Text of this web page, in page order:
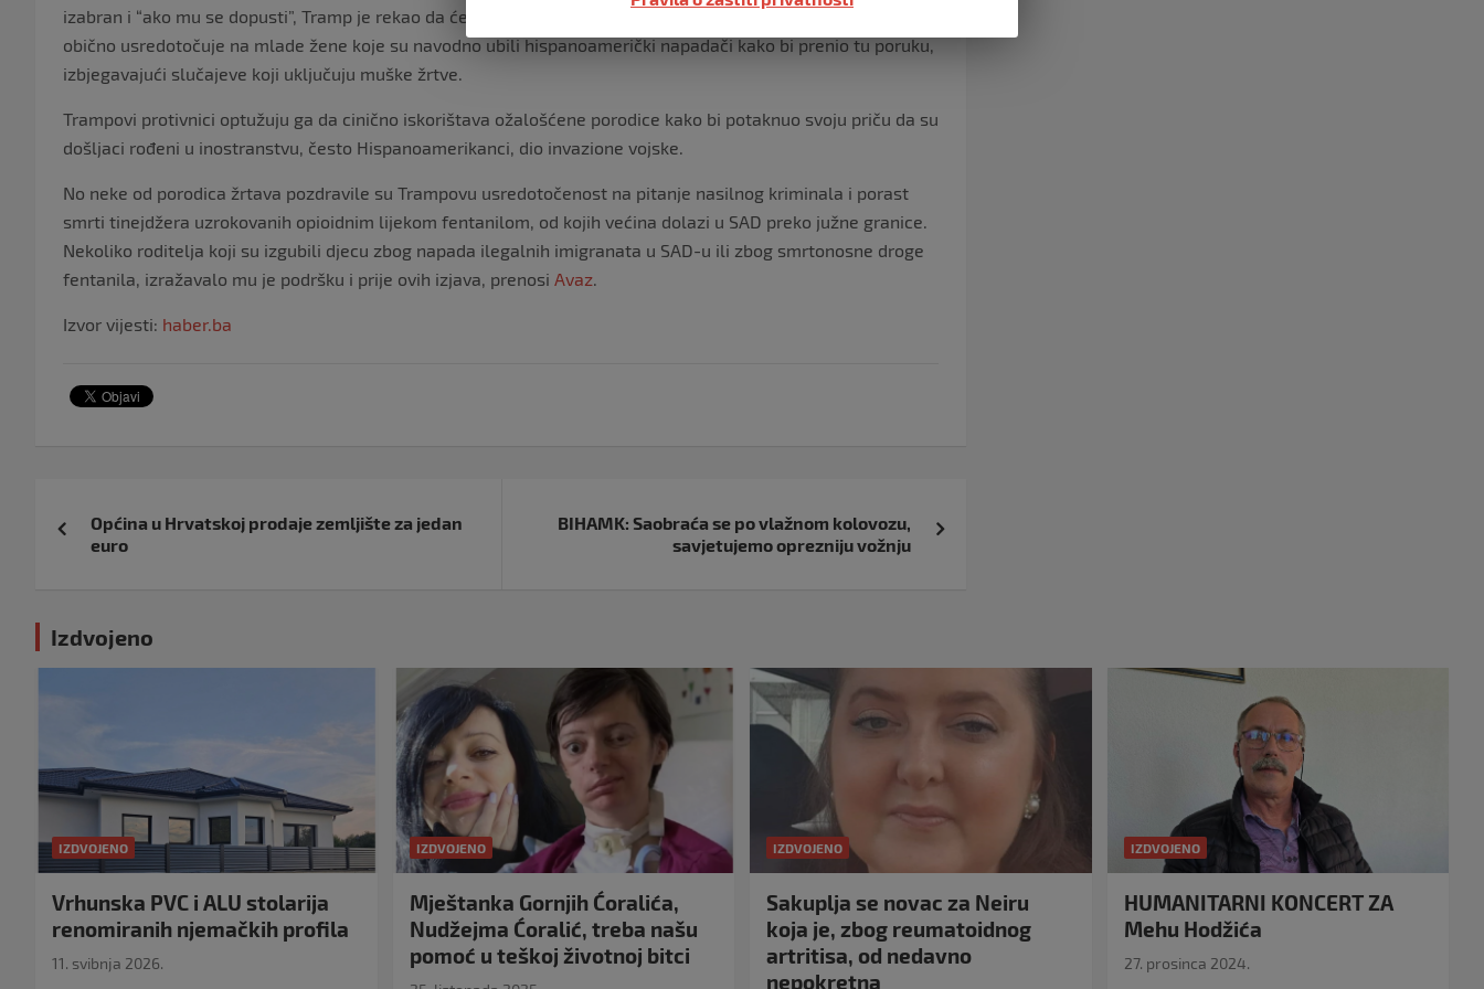
izabran i “ako mu se dopusti”, Tramp je rekao da će tada procesuirati ljude koje krivi za svoj gubitak. Tramp se
obično usredotočuje na mlade žene koje su navodno ubili hispanoamerički napadači kako bi prenio tu poruku,
izbjegavajući slučajeve koji uključuju muške žrtve.
Trampovi protivnici optužuju ga da cinično iskorištava ožalošćene porodice kako bi potaknuo svoju priču da su
došljaci rođeni u inostranstvu, često Hispanoamerikanci, dio invazione vojske.
No neke od porodica žrtava pozdravile su Trampovu usredotočenost na pitanje nasilnog kriminala i porast
smrti tinejdžera uzrokovanih opioidnim lijekom fentanilom, od kojih većina dolazi u SAD preko južne granice.
Nekoliko roditelja koji su izgubili djecu zbog napada ilegalnih imigranata u SAD-u ili zbog smrtonosne droge
fentanila, izražavalo mu je podršku i prije ovih izjava, prenosi Avaz.
Izvor vijesti: haber.ba
objava
Općina u Hrvatskoj prodaje zemljište za jedan
euro
BIHAMK: Saobraća se po vlažnom kolovozu,
savjetujemo oprezniju vožnju
Izdvojeno
IZDVOJENO
Vrhunska PVC i ALU stolarija
renomiranih njemačkih profila
11. svibnja 2026.
IZDVOJENO
Mještanka Gornjih Ćoralića,
Nudžejma Ćoralić, treba našu
pomoć u teškoj životnoj bitci
IZDVOJENO
Sakuplja se novac za Neiru
koja je, zbog reumatoidnog
artritisa, od nedavno
nepokretna
IZDVOJENO
HUMANITARNI KONCERT ZA
Mehu Hodžića
27. prosinca 2024.